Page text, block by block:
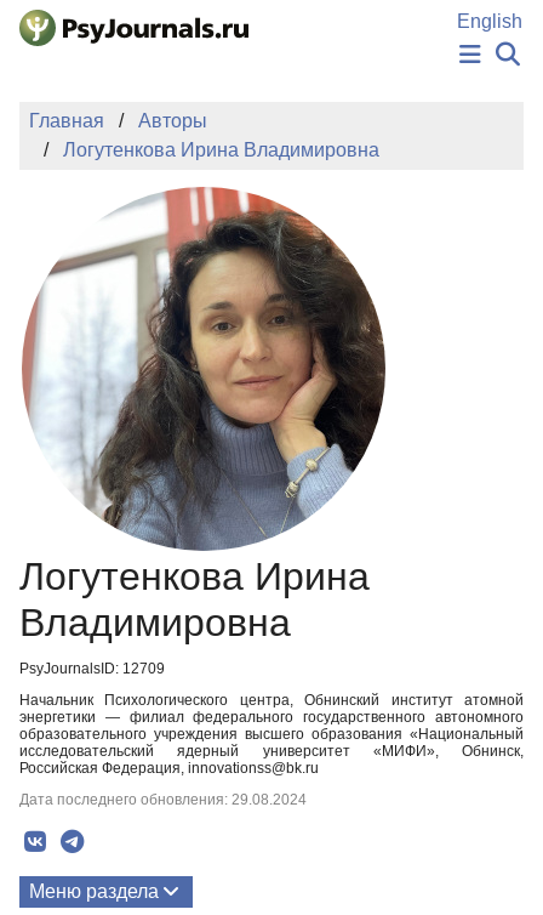
Перейти к основному содержанию
English
ИЗДАНИЯ
АВТОРЫ
ПОДАТЬ РУКОПИСЬ
БАЗА ЗНАНИЙ
КЛЮЧЕВЫЕ СЛОВА
Регистрация
Главная
Авторы
Логутенкова Ирина Владимировна
Логутенкова Ирина
Владимировна
PsyJournalsID: 12709
Начальник Психологического центра, Обнинский институт атомной
энергетики — филиал федерального государственного автономного
образовательного учреждения высшего образования «Национальный
исследовательский ядерный университет «МИФИ», Обнинск,
Российская Федерация, innovationss@bk.ru
Дата последнего обновления: 29.08.2024
Меню раздела